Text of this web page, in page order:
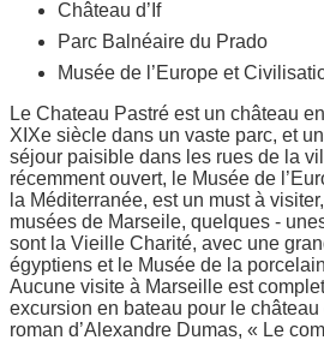
Château d’If
Parc Balnéaire du Prado
Musée de l’Europe et
Le Chateau Pastré est un château
XIXe siècle dans un vaste parc, et
séjour paisible dans les rues de la
récemment ouvert, le Musée de
la Méditerranée, est un must à
musées de Marseile, quelques -
sont la Vieille Charité, avec une
égyptiens et le Musée de la
Aucune visite à Marseille est
excursion en bateau pour le château
roman d’Alexandre Dumas, « Le